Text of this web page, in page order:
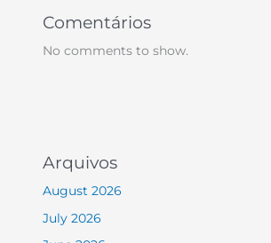
Comentários
No comments to show.
Arquivos
August 2026
July 2026